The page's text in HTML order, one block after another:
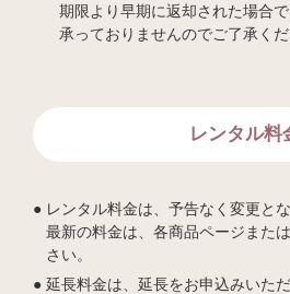
期限より早期に返却された場合
承っておりませんのでご了承くだ
レンタル料
レンタル料金は、予告なく変更と
最新の料金は、各商品ページまた
さい。
延長料金は、延長をお申込みいた